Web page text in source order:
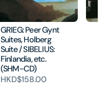
GRIEG: Peer Gynt
Suites, Holberg
Suite / SIBELIUS:
Finlandia, etc.
(SHM-CD)
HKD$158.00